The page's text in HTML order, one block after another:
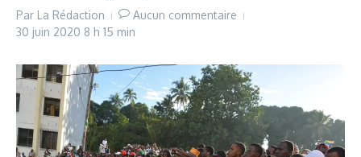
Par La Rédaction
Aucun commentaire
30 juin 2020 8 h 15 min